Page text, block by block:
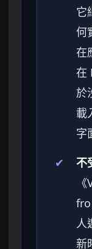
它
何
在
在
於
載
字
✔
不
人
新